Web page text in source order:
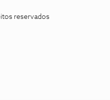
reservados